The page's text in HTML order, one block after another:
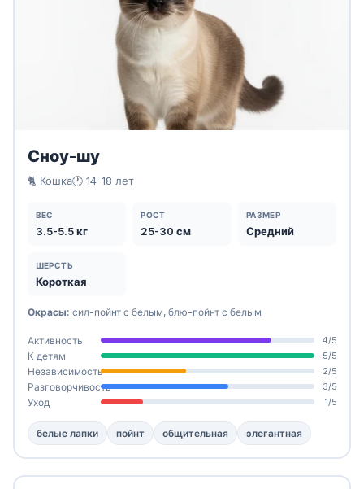
Сноу-шу
🐈 Кошка🕐 14-18 лет
ВЕС
3.5-5.5 кг
РОСТ
25-30 см
РАЗМЕР
Средний
ШЕРСТЬ
Короткая
Окрасы: сил-пойнт с белым, блю-пойнт с белым
Активность 4/5
К детям 5/5
Независимость 2/5
Разговорчивость 3/5
Уход 1/5
белые лапки пойнт общительная элегантная